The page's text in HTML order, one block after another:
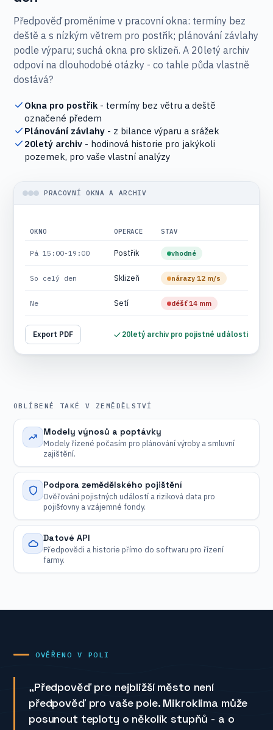
Předpověď proměníme v pracovní okna: termíny bez
deště a s nízkým větrem pro postřik; plánování závlahy
podle výparu; suchá okna pro sklizeň. A 20letý archiv
odpoví na dlouhodobé otázky - co tahle půda vlastně
dostává?
Okna pro postřik - termíny bez větru a deště
označené předem
Plánování závlahy - z bilance výparu a srážek
20letý archiv - hodinová historie pro jakýkoli
pozemek, pro vaše vlastní analýzy
PRACOVNÍ OKNA A ARCHIV
OKNO OPERACE STAV
Pá 15:00-19:00 Postřik vhodné
So celý den Sklizeň nárazy 12 m/s
Ne Setí déšť 14 mm
Export PDF 20letý archiv pro pojistné události
OBLÍBENÉ TAKÉ V ZEMĚDĚLSTVÍ
Modely výnosů a poptávky
Modely řízené počasím pro plánování výroby a smluvní
zajištění.
Podpora zemědělského pojištění
Ověřování pojistných událostí a riziková data pro
pojišťovny a vzájemné fondy.
Datové API
Předpovědi a historie přímo do softwaru pro řízení
farmy.
OVĚŘENO V POLI
„Předpověď pro nejbližší město není
předpověď pro vaše pole. Mikroklima může
posunout teploty o několik stupňů - a o